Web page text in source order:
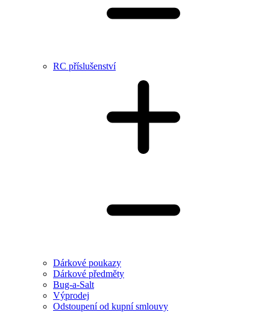
RC příslušenství
Dárkové poukazy
Dárkové předměty
Bug-a-Salt
Výprodej
Odstoupení od kupní smlouvy